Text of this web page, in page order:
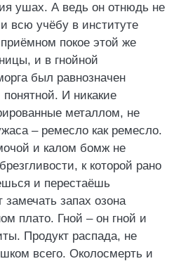
ушах. А ведь он отнюдь не
всю учёбу в институте
покое этой же
и в гнойной
был равнозначен
И никакие
металлом, не
– ремесло как ремесло.
и калом бомж не
к которой рано
и перестаёшь
замечать запах озона
плато. Гной – он гной и
Продукт распада, не
всего. Околосмерть и